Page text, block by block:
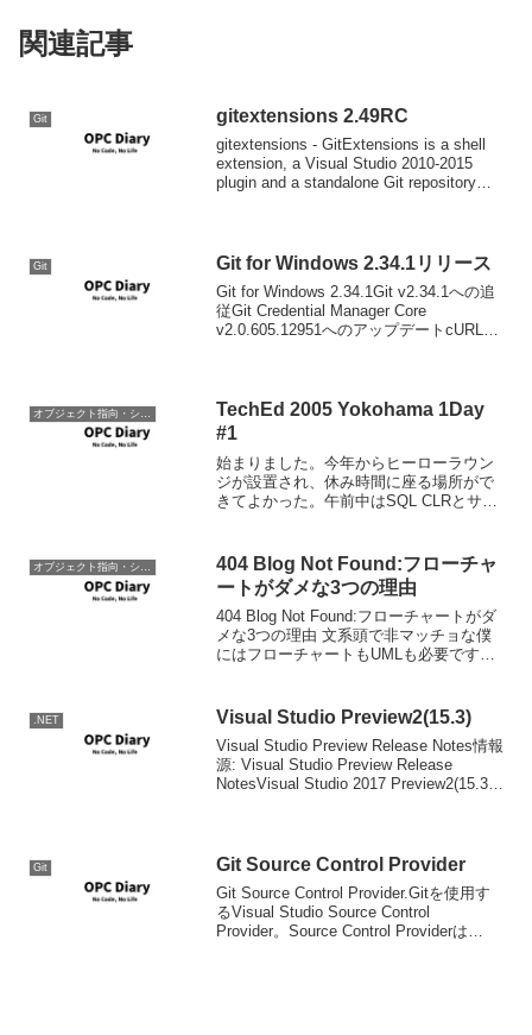
関連記事
Git gitextensions 2.49RC
gitextensions - GitExtensions is a shell
extension, a Visual Studio 2010-2015
plugin and a standalone Git repository
Git Git for Windows 2.34.1リリース
Git for Windows 2.34.1Git v2.34.1への追
従Git Credential Manager Core
v2.0.605.12951へのアップデートcURL
TechEd 2005 Yokohama 1Day
#1
始まりました。今年からヒーローラウン
ジが設置され、休み時間に座る場所がで
きてよかった。午前中はSQL CLRとサー
ストカンファレンスDVDについてくるら
しいので、ハン...
404 Blog Not Found:フローチャ
ートがダメな3つの理由
404 Blog Not Found:フローチャートがダ
メな3つの理由 文系頭で非マッチョな僕
にはフローチャートもUMLも必要です。
ィジュアル言語が勝ち組です。ごめん...
.NET Visual Studio Preview2(15.3)
Visual Studio Preview Release Notes情報
源: Visual Studio Preview Release
NotesVisual Studio 2017 Preview2(15.3)
Git Git Source Control Provider
Git Source Control Provider.Gitを使用す
るVisual Studio Source Control
Provider。Source Control Providerは